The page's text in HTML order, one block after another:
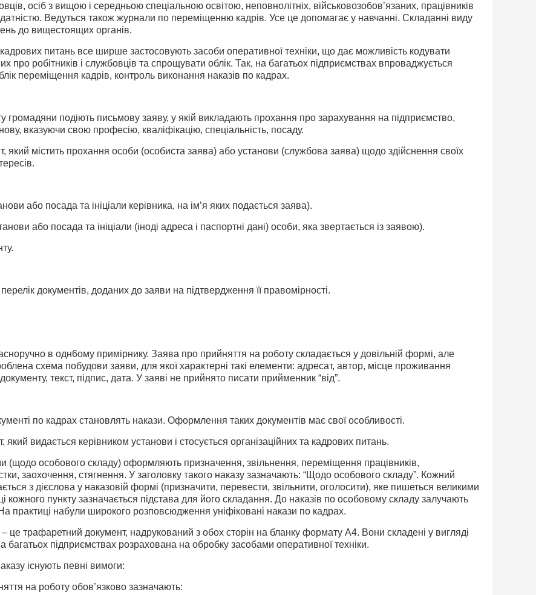
осіб з вищою і середньою спеціальною освітою, неповнолітніх, військовозобов’язаних, працівників
Ведуться також журнали по переміщенню кадрів. Усе це допомагає у навчанні. Складанні виду
до вищестоящих органів.
питань все ширше застосовують засоби оперативної техніки, що дає можливість кодувати
про робітників і службовців та спрощувати облік. Так, на багатьох підприємствах впроваджується
переміщення кадрів, контроль виконання наказів по кадрах.
громадяни подіють письмову заяву, у якій викладають прохання про зарахування на підприємство,
вказуючи свою професію, кваліфікацію, спеціальність, посаду.
який містить прохання особи (особиста заява) або установи (службова заява) щодо здійснення своїх
або посада та ініціали керівника, на ім’я яких подається заява).
або посада та ініціали (іноді адреса і паспортні дані) особи, яка звертається із заявою).
документів, доданих до заяви на підтвердження її правомірності.
в одн6ому примірнику. Заява про прийняття на роботу складається у довільній формі, але
схема побудови заяви, для якої характерні такі елементи: адресат, автор, місце проживання
текст, підпис, дата. У заяві не прийнято писати прийменник “від”.
по кадрах становлять накази. Оформлення таких документів має свої особливості.
який видається керівником установи і стосується організаційних та кадрових питань.
(щодо особового складу) оформляють призначення, звільнення, переміщення працівників,
заохочення, стягнення. У заголовку такого наказу зазначають: “Щодо особового складу”. Кожний
з дієслова у наказовій формі (призначити, перевести, звільнити, оголосити), яке пишеться великими
кожного пункту зазначається підстава для його складання. До наказів по особовому складу залучають
На практиці набули широкого розповсюдження уніфіковані накази по кадрах.
– це трафаретний документ, надрукований з обох сторін на бланку формату А4. Вони складені у вигляді
багатьох підприємствах розрахована на обробку засобами оперативної техніки.
існують певні вимоги:
на роботу обов’язково зазначають: